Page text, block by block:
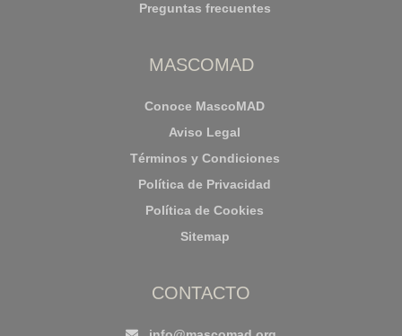
Preguntas frecuentes
MASCOMAD
Conoce MascoMAD
Aviso Legal
Términos y Condiciones
Política de Privacidad
Política de Cookies
Sitemap
CONTACTO